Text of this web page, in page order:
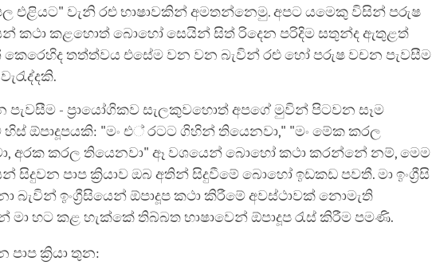
එළියට" වැනි රළු භාෂාවකින් අමතන්නෙමු. අපට යමෙකු විසින් පරුෂ
කථා කළහොත් බොහෝ සෙයින් සිත් රිදෙන පරිදිම සතුන්ද ඇතුළත්
තත්ත්වය එසේම වන වන බැවින් රළු හෝ පරුෂ වචන පැවසීම
පැවසීම - ප්‍රායෝගිකව සැලකුවහොත් අපගේ මුවින් පිටවන සෑම
ඕපාදූපයකි: "මං එ් රටට ගිහින් තියෙනවා," "මං මේක කරල
අරක කරල තියෙනවා" ඈ වශයෙන් බොහෝ කථා කරන්නේ නම්, මෙම
සිදුවන පාප ක්‍රියාව ඔබ අතින් සිදුවී‌මේ බොහෝ ඉඩකඩ පවතී. මා ඉංග්‍රීසි
බැවින් ඉංග්‍රීසියෙන් ඕපාදූප කථා කිරීමේ අවස්ථාවක් නොමැති
මා හට කළ හැක්කේ තිබ්බත භාෂාවෙන් ඕපාදූප රැස් කිරීම පමණි.
ක්‍රියා තුන: